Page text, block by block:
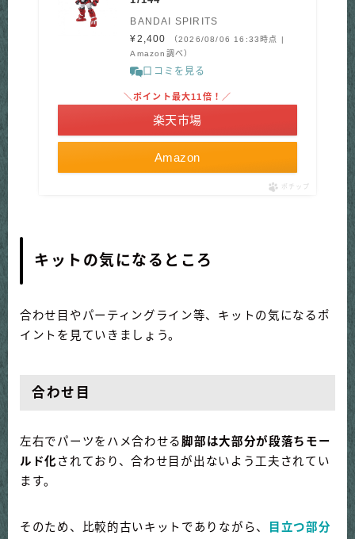
BANDAI SPIRITS
¥2,400
（2026/08/06 16:33時点 |
Amazon調べ）
口コミを見る
Amazon
＼ポイント最大11倍！／
楽天市場
ポチップ
キットの気になるところ
合わせ目やパーティングライン等、キットの気になるポ
イントを見ていきましょう。
合わせ目
左右でパーツをハメ合わせる脚部は大部分が段落ちモー
ルド化 されており、合わせ目が出ないよう工夫されてい
ます。
そのため、比較的古いキットでありながら、
目立つ部分